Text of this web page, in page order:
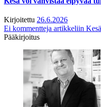
Kirjoitettu 26.6.2026
Ei kommentteja artikkeliin
Pääkirjoitus